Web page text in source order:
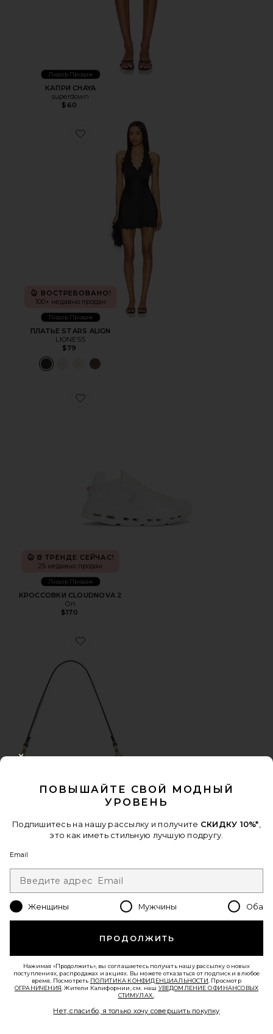
Лидер Продаж
КАПРИ CHAYA
superdown
$60
Favorite ПЛАТЬЕ STARS ALIGN
ВОСТРЕБОВАНО!
100+ недавно продан
Лидер Продаж
ПЛАТЬЕ STARS ALIGN
LIONESS
$79
Favorite КРОССОВКИ CLOUDNOVA 2
В ТРЕНДЕ СЕЙЧАС!
25 недавно продан
Лидер Продаж
КРОССОВКИ CLOUDNOVA 2
On
$170
Favorite СУМКА НА ПЛЕЧО, 26 ДЮЙМОВ CRYSTAL
СУМКА НА ПЛЕЧО, 26 ДЮЙМОВ
Favorite ТОП HORIZON LONG SLEEVE
ПОВЫШАЙТЕ СВОЙ МОДНЫЙ
УРОВЕНЬ
Подпишитесь на нашу рассылку и получите СКИДКУ 10%*
это как иметь стильную лучшую подругу.
Email
Женщины Мужчины Оба
ПРОДОЛЖИТЬ
Нажимая «Продолжить», вы соглашаетесь получать нашу рассылку о новых
поступлениях, распродажах и акциях. Вы можете отказаться от подписки в любое
время. Посмотреть ПОЛИТИКА КОНФИДЕНЦИАЛЬНОСТИ . Просмотр
ОГРАНИЧЕНИЯ . Жители Калифорнии, см. наш УВЕДОМЛЕНИЕ О ФИНАНСОВЫХ
СТИМУЛАХ.
Нет, спасибо, я только хочу совершить покупку